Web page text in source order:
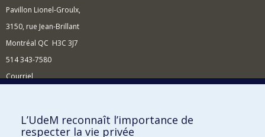
Pavillon Lionel-Groulx,
3150, rue Jean-Brillant
Montréal QC H3C 3J7
514 343-7580
Courriel
Comment soutenir le Centre?
L’UdeM reconnaît l’importance de
respecter la vie privée